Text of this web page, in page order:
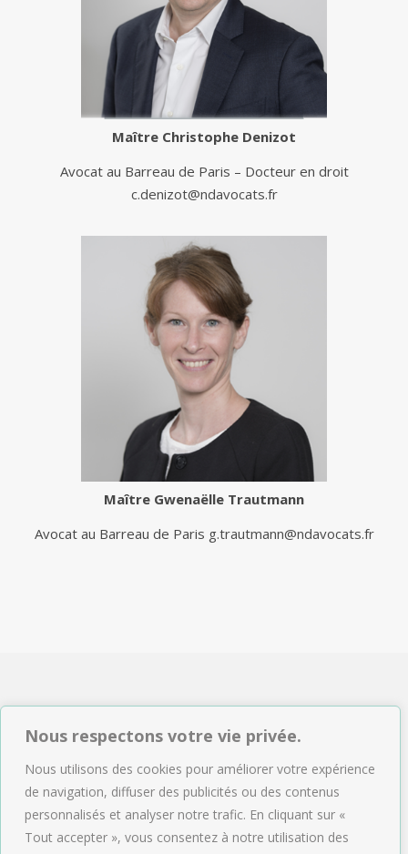
Nous respectons votre vie privée.
Nous utilisons des cookies pour améliorer votre expérience
de navigation, diffuser des publicités ou des contenus
personnalisés et analyser notre trafic. En cliquant sur «
Tout accepter », vous consentez à notre utilisation des
Maître Christophe Denizot
Avocat au Barreau de Paris – Docteur en droit
c.denizot@ndavocats.fr
Maître Gwenaëlle Trautmann
Avocat au Barreau de Paris g.trautmann@ndavocats.fr
NDAVOCATS Associés
Tél : 01.47.04.09.43
Email :accueil@ndavocats.fr